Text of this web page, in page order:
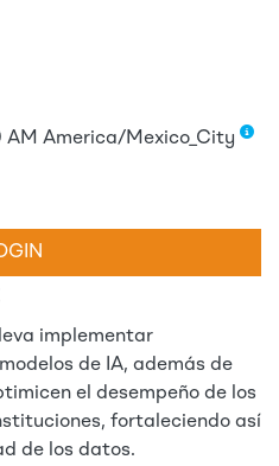
implementar
de IA, además de
el desempeño de los
fortaleciendo así
de los datos.
AM America/Mexico_City